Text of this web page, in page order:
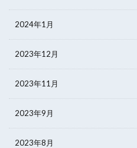
2024年1月
2023年12月
2023年11月
2023年9月
2023年8月